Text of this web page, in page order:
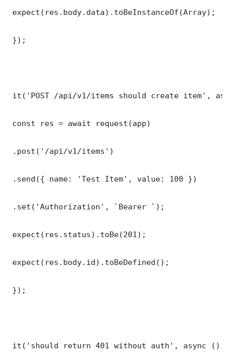
expect(res.body.data).toBeInstanceOf(Array);
});
it('POST /api/v1/items should create item',
const res = await request(app)
.post('/api/v1/items')
.send({ name: 'Test Item', value: 100 })
.set('Authorization', `Bearer `);
expect(res.status).toBe(201);
expect(res.body.id).toBeDefined();
});
it('should return 401 without auth', async ()